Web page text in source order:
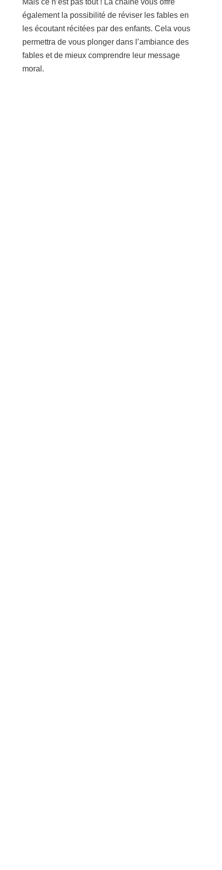
Mais ce n’est pas tout ! La chaîne vous offre
également la possibilité de réviser les fables en
les écoutant récitées par des enfants. Cela vous
permettra de vous plonger dans l’ambiance des
fables et de mieux comprendre leur message
moral.